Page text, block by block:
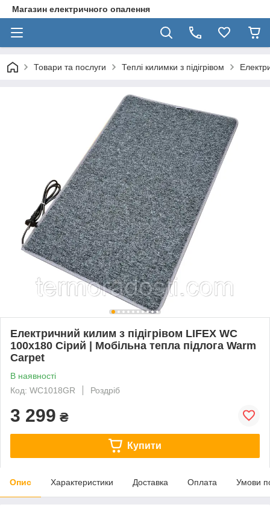
Магазин електричного опалення
Товари та послуги Теплі килимки з підігрівом
Електричний килим з підігрівом LIFEX WC
100x180 Сірий | Мобільна тепла підлога Warm
Carpet
В наявності
Код: WC1018GR
Роздріб
3 299 ₴
Купити
Опис Характеристики Доставка Оплата Умови